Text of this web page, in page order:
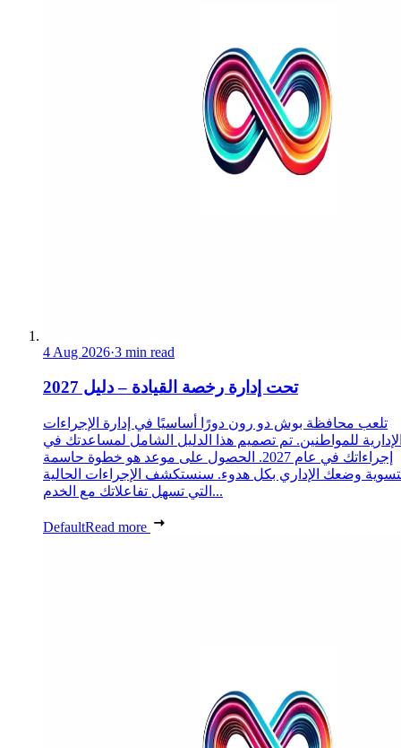
4 Aug 2026·3 min read
تحت إدارة رخصة القيادة – دليل 2027
تلعب محافظة بوش دو رون دورًا أساسيًا في إدارة الإجراءات
للمواطنين. تم تصميم هذا الدليل الشامل لمساعدتك في
إجراءاتك في عام 2027. الحصول على موعد هو خطوة حاسمة
وضعك الإداري بكل هدوء. سنستكشف الإجراءات الحالية
التي تسهل تفاعلاتك مع الخدم...
DefaultRead more